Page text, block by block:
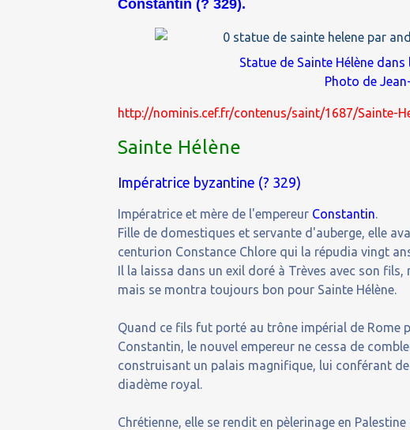
Constantin (? 329).
Statue de Sainte Hélène dans
Photo de
http://nominis.cef.fr/contenus/saint/1687/Sainte-
Sainte Hélène
Impératrice byzantine (? 329)
Impératrice et mère de l'empereur Constantin.
Fille de domestiques et servante d'auberge, elle
centurion Constance Chlore qui la répudia vingt
Il la laissa dans un exil doré à Trèves avec son fils,
mais se montra toujours bon pour Sainte Hélène.
Quand ce fils fut porté au trône impérial de Rome
Constantin, le nouvel empereur ne cessa de
construisant un palais magnifique, lui conférant
diadème royal.
Chrétienne, elle se rendit en pèlerinage en